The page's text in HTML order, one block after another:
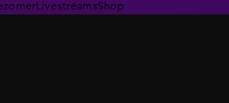
LivestreamsShop